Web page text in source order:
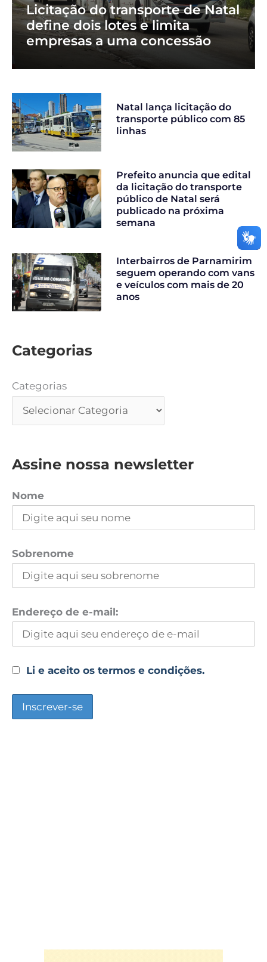
Licitação do transporte de Natal
define dois lotes e limita
empresas a uma concessão
Natal lança licitação do
transporte público com 85
linhas
Prefeito anuncia que edital
da licitação do transporte
público de Natal será
publicado na próxima
semana
Interbairros de Parnamirim
seguem operando com vans
e veículos com mais de 20
anos
Categorias
Categorias
Assine nossa newsletter
Nome
Sobrenome
Endereço de e-mail:
Li e aceito os termos e condições.